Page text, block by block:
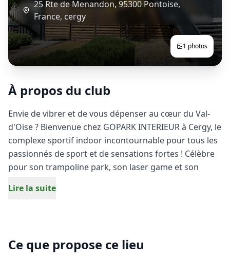
25 Rte de Menandon, 95300 Pontoise,
France, cergy
1 photos
À propos du club
Envie de vibrer et de vous dépenser au cœur du Val-
d'Oise ? Bienvenue chez GOPARK INTERIEUR à Cergy, le
complexe sportif indoor incontournable pour tous les
passionnés de sport et de sensations fortes ! Célèbre
pour son trampoline park, son laser game et son
à Cergy.
partenaires de jeu lors de matchs de futsal intenses et
Lire la suite
Ce que propose ce lieu